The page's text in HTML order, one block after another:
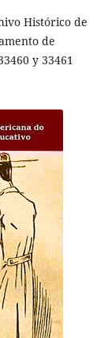
Histórico de
de
y 33461